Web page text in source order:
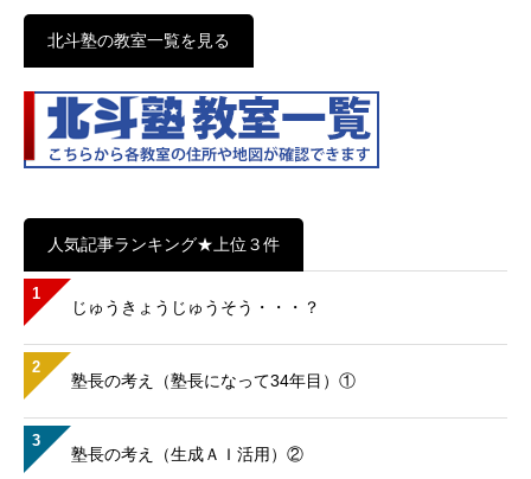
北斗塾の教室一覧を見る
人気記事ランキング★上位３件
1
じゅうきょうじゅうそう・・・？
2
塾長の考え（塾長になって34年目）①
3
塾長の考え（生成ＡＩ活用）②